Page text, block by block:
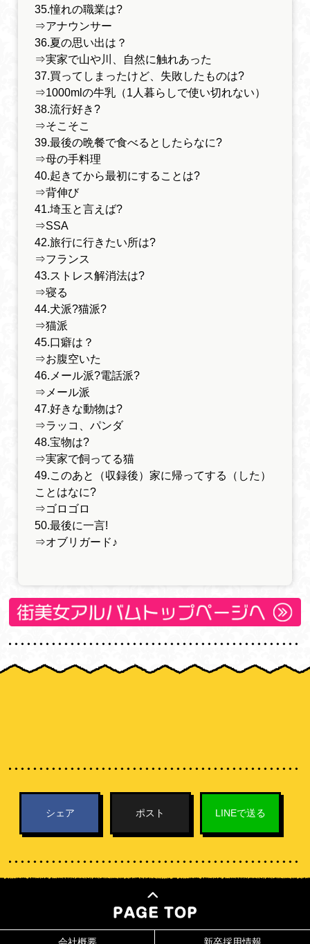
35.憧れの職業は?
⇒アナウンサー
36.夏の思い出は？
⇒実家で山や川、自然に触れあった
37.買ってしまったけど、失敗したものは?
⇒1000mlの牛乳（1人暮らしで使い切れない）
38.流行好き?
⇒そこそこ
39.最後の晩餐で食べるとしたらなに?
⇒母の手料理
40.起きてから最初にすることは?
⇒背伸び
41.埼玉と言えば?
⇒SSA
42.旅行に行きたい所は?
⇒フランス
43.ストレス解消法は?
⇒寝る
44.犬派?猫派?
⇒猫派
45.口癖は？
⇒お腹空いた
46.メール派?電話派?
⇒メール派
47.好きな動物は?
⇒ラッコ、パンダ
48.宝物は?
⇒実家で飼ってる猫
49.このあと（収録後）家に帰ってする（した）
ことはなに?
⇒ゴロゴロ
50.最後に一言!
⇒オブリガード♪
シェア ポスト LINEで送る